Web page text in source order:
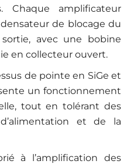
Chaque amplificateur
de blocage du
avec une bobine
en collecteur ouvert.
de pointe en SiGe et
un fonctionnement
tout en tolérant des
et de la
à l’amplification des